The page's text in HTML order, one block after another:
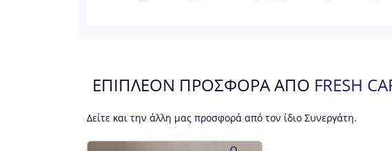
ΕΠΙΠΛΕΟΝ ΠΡΟΣΦΟΡΑ ΑΠΟ FRESH
Δείτε και την άλλη μας προσφορά από τον ίδιο Συνεργάτη.